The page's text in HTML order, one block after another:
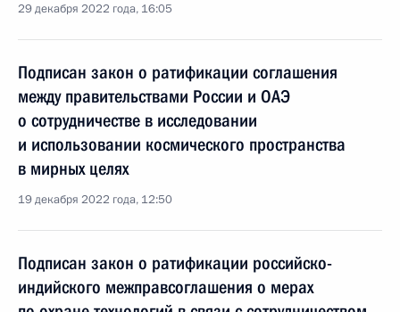
29 декабря 2022 года, 16:05
Подписан закон о ратификации соглашения
между правительствами России и ОАЭ
о сотрудничестве в исследовании
и использовании космического пространства
в мирных целях
19 декабря 2022 года, 12:50
Подписан закон о ратификации российско-
индийского межправсоглашения о мерах